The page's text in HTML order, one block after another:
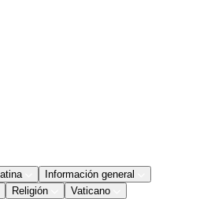
Información general
Religión Vaticano